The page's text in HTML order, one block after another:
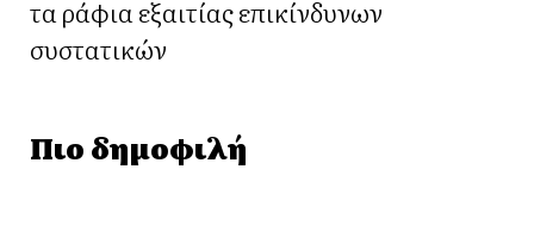
τα ράφια εξαιτίας επικίνδυνων
συστατικών
Πιο δημοφιλή